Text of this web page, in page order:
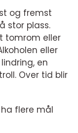
og fremst
stor plass.
tomrom eller
eller
en
Over tid blir
flere mål